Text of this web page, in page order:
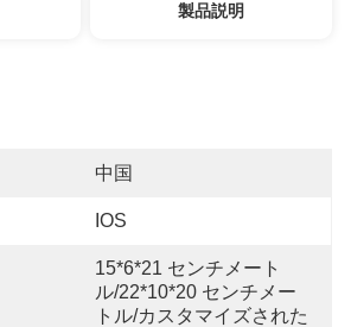
製品説明
中国
IOS
15*6*21 センチメート
ル/22*10*20 センチメー
トル/カスタマイズされた